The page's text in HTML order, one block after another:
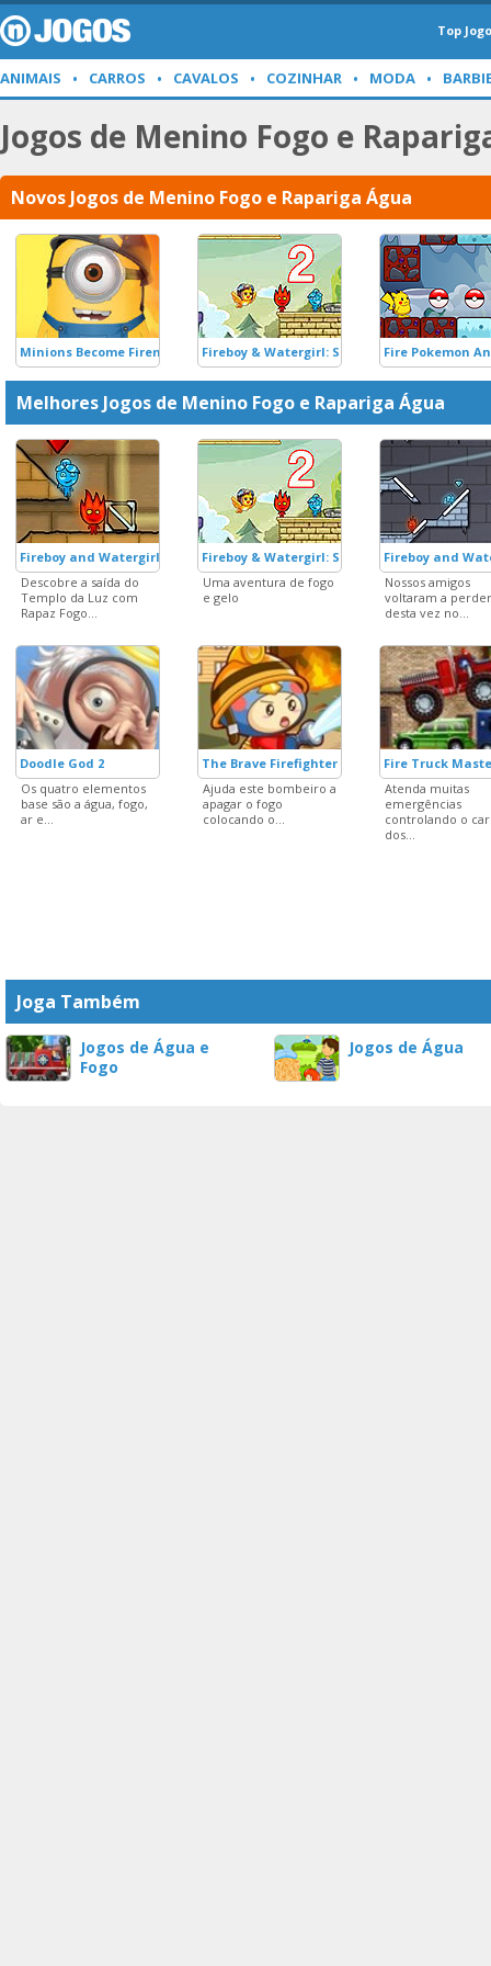
Top
ANIMAIS CARROS CAVALOS COZINHAR MODA
Jogos de Menino Fogo e
Novos Jogos de Menino Fogo e Rapariga Água
Minions Become Fireman Fireboy & Watergirl: Super Adventure 2
Fire Pokemon
Melhores Jogos de Menino Fogo e Rapariga Água
Fireboy and Watergirl 2 in Light Temple
Descobre a saída do
Templo da Luz com
Rapaz Fogo...
Fireboy & Watergirl: Super Adventure 2
Uma aventura de fogo
e gelo
Fireboy and
Nossos amigos
voltaram a
desta vez no...
Doodle God 2
Os quatro elementos
base são a água, fogo,
ar e...
The Brave Firefighter
Ajuda este bombeiro a
apagar o fogo
colocando o...
Fire Truck
Atenda muitas
emergências
controlando o
dos...
Joga Também
Jogos de Água e
Fogo
Jogos de Água